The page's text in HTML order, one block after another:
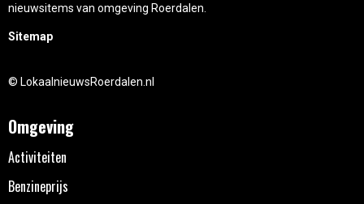
nieuwsitems van omgeving Roerdalen.
Sitemap
© LokaalnieuwsRoerdalen.nl
Omgeving
Activiteiten
Benzineprijs